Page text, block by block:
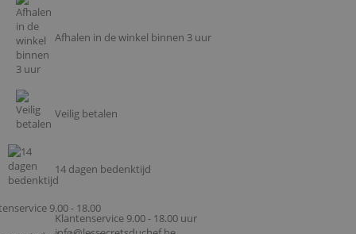
Afhalen in de winkel binnen 3 uur
Veilig betalen
14 dagen bedenktijd
Klantenservice 9.00 - 18.00 uur